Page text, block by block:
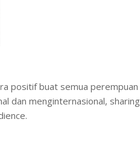
positif buat semua perempuan
dan menginternasional, sharing